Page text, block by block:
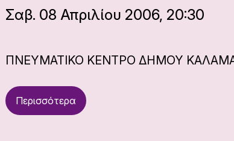
Σαβ. 08 Απριλίου 2006, 20:30
ΠΝΕΥΜΑΤΙΚΟ ΚΕΝΤΡΟ ΔΗΜΟΥ
Περισσότερα